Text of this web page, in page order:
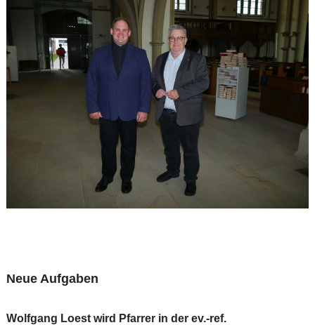
Neue Aufgaben
Wolfgang Loest wird Pfarrer in der ev.-ref.